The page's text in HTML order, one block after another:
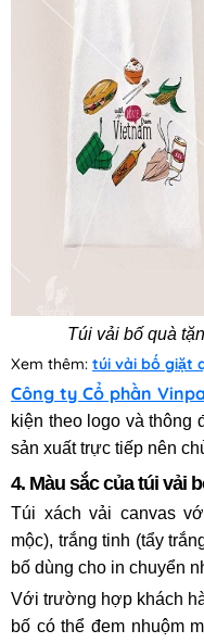
Túi vải bố quà
Xem thêm: túi vải bố giặt
Công ty Cổ phần
kiện theo logo và
sản xuất trực tiếp nên
4. Màu sắccủa túi vải
Túi xách vải canvas
mộc), trắng tinh (tẩy
bố dùng cho in chuyển
Với trường hợp khách
bố có thể đem nhuộm